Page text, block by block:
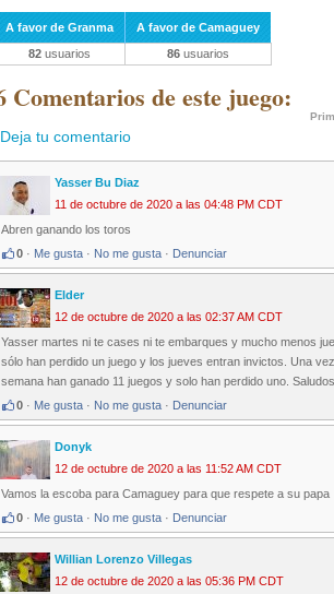
A favor de Granma
A favor de Camaguey
82 usuarios 86 usuarios
Comentarios de este juego:
Deja tu comentario
Yasser Bu Diaz
11 de octubre de 2020 a las 04:48 PM CDT
Abren ganando los toros
0 · Me gusta · No me gusta · Denunciar
Elder
12 de octubre de 2020 a las 02:37 AM CDT
Yasser martes ni te cases ni te embarques y mucho menos
sólo han perdido un juego y los jueves entran invictos. Una
semana han ganado 11 juegos y solo han perdido uno. Saludos
0 · Me gusta · No me gusta · Denunciar
Donyk
12 de octubre de 2020 a las 11:52 AM CDT
Vamos la escoba para Camaguey para que respete a su papa
0 · Me gusta · No me gusta · Denunciar
Willian Lorenzo Villegas
12 de octubre de 2020 a las 05:36 PM CDT